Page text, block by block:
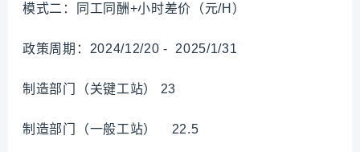
模式二：同工同酬+小时差价（元/H）
政策周期：2024/12/20 - 2025/1/31
制造部门（关键工站） 23
制造部门（一般工站） 22.5